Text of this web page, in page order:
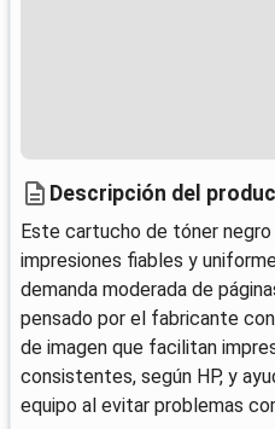
Descripción del
Este cartucho de tóner
impresiones fiables y
demanda moderada de
pensado por el fabricante
de imagen que facilitan
consistentes, según HP, y
equipo al evitar problemas